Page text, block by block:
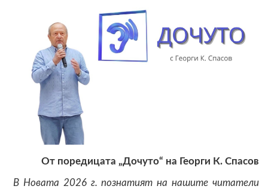
От поредицата „Дочуто“ на Георги К. Спасов
В Новата 2026 г. познатият на нашите читатели